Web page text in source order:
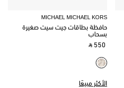
MICHAEL MICHAEL KORS
حافظة بطاقات جيت سيت صغيرة
بسحاب
‎ ⃁ 550 ‎
الأكثر مبيعًا